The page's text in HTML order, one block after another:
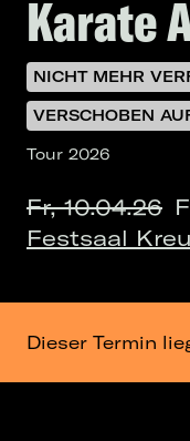
Karate
NICHT MEHR
VERSCHOBEN
Tour 2026
Fr, 10.04.26
Festsaal
Dieser Termin